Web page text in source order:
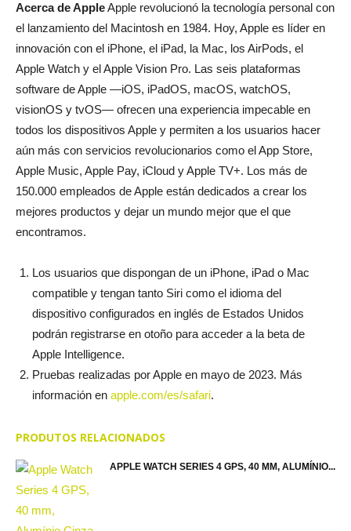
Acerca de AppleApple revolucionó la tecnología personal con
el lanzamiento del Macintosh en 1984. Hoy, Apple es líder en
innovación con el iPhone, el iPad, la Mac, los AirPods, el
Apple Watch y el Apple Vision Pro. Las seis plataformas
software de Apple —iOS, iPadOS, macOS, watchOS,
visionOS y tvOS— ofrecen una experiencia impecable en
todos los dispositivos Apple y permiten a los usuarios hacer
aún más con servicios revolucionarios como el App Store,
Apple Music, Apple Pay, iCloud y Apple TV+. Los más de
150.000 empleados de Apple están dedicados a crear los
mejores productos y dejar un mundo mejor que el que
encontramos.
Los usuarios que dispongan de un iPhone, iPad o Mac
compatible y tengan tanto Siri como el idioma del
dispositivo configurados en inglés de Estados Unidos
podrán registrarse en otoño para acceder a la beta de
Apple Intelligence.
Pruebas realizadas por Apple en mayo de 2023. Más
información en apple.com/es/safari.
PRODUTOS RELACIONADOS
APPLE WATCH SERIES 4 GPS, 40 MM, ALUMÍNIO...